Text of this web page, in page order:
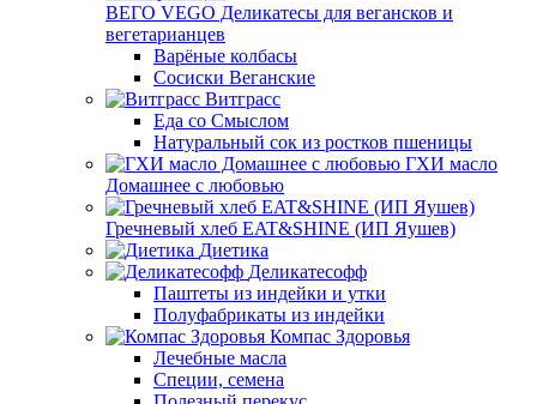
ВЕГО VEGO Деликатесы для вегансков и
вегетарианцев
Варёные колбасы
Сосиски Веганские
Витграсс
Еда со Смыслом
Натуральный сок из ростков пшеницы
ГХИ масло
Домашнее с любовью
Гречневый хлеб EAT&SHINE (ИП Яушев)
Диетика
Деликатесофф
Паштеты из индейки и утки
Полуфабрикаты из индейки
Компас Здоровья
Лечебные масла
Специи, семена